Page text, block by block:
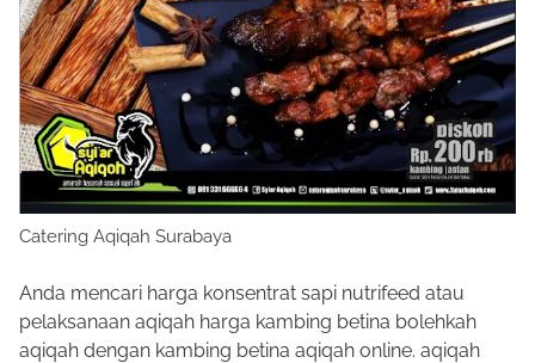
Catering Aqiqah Surabaya
Anda mencari harga konsentrat sapi nutrifeed atau
pelaksanaan aqiqah harga kambing betina bolehkah
aqiqah dengan kambing betina aqiqah online. aqiqah